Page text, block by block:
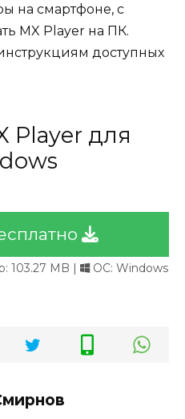
на смартфоне, с
MX Player на ПК.
доступных
Player для
103.27 MB | ОС: Windows